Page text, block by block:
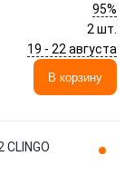
95%
2 шт.
19 - 22 августа
В корзину